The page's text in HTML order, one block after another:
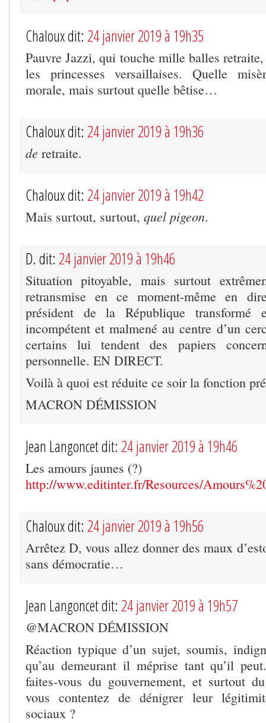
Chaloux dit: 24 janvier 2019 à 19h35
Pauvre Jazzi, qui touche mille balles
les princesses versaillaises. Quelle
morale, mais surtout quelle bêtise…
Chaloux dit: 24 janvier 2019 à 19h36
de retraite.
Chaloux dit: 24 janvier 2019 à 19h42
Mais surtout, surtout, quel pigeon.
D. dit: 24 janvier 2019 à 19h46
Situation pitoyable, mais surtout
retransmise en ce moment-même en
président de la République transformé
incompétent et malmené au centre d’un
certains lui tendent des papiers
personnelle. EN DIRECT.
Voilà à quoi est réduite ce soir la fonction
MACRON DÉMISSION
Jean Langoncet dit: 24 janvier 2019 à 19h46
Les amours jaunes (?)
http://www.editinter.fr/Resources/
Chaloux dit: 24 janvier 2019 à 19h56
Arrêtez D, vous allez donner des maux
sans démocratie…
Jean Langoncet dit: 24 janvier 2019 à 19h57
@MACRON DÉMISSION
Réaction typique d’un sujet, soumis,
qu’au demeurant il méprise tant qu’il
faites-vous du gouvernement, et surtout
vous contentez de dénigrer leur
sociaux ?